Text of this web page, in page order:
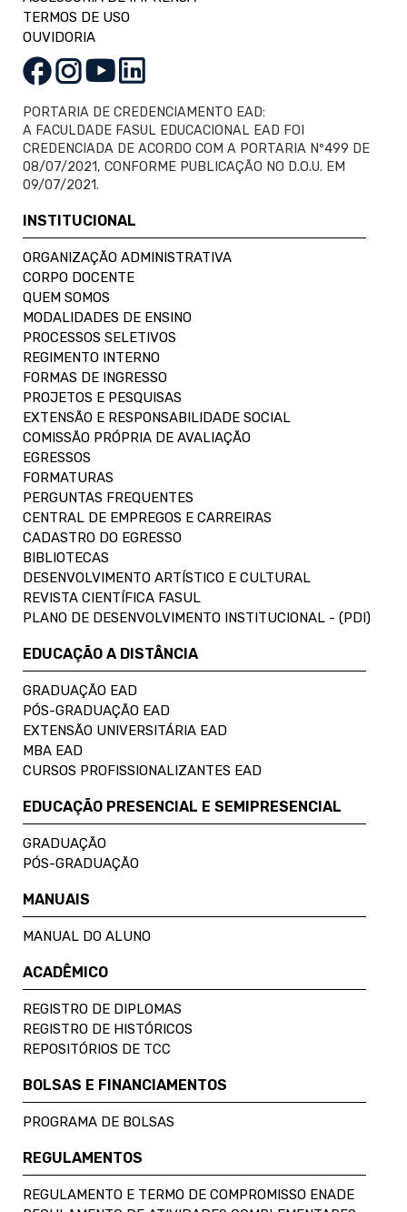
TERMOS DE USO
OUVIDORIA
PORTARIA DE CREDENCIAMENTO EAD:
A FACULDADE FASUL EDUCACIONAL EAD FOI
CREDENCIADA DE ACORDO COM A PORTARIA Nº499 DE
08/07/2021, CONFORME PUBLICAÇÃO NO D.O.U. EM
09/07/2021.
INSTITUCIONAL
ORGANIZAÇÃO ADMINISTRATIVA
CORPO DOCENTE
QUEM SOMOS
MODALIDADES DE ENSINO
PROCESSOS SELETIVOS
REGIMENTO INTERNO
FORMAS DE INGRESSO
PROJETOS E PESQUISAS
EXTENSÃO E RESPONSABILIDADE SOCIAL
COMISSÃO PRÓPRIA DE AVALIAÇÃO
EGRESSOS
FORMATURAS
PERGUNTAS FREQUENTES
CENTRAL DE EMPREGOS E CARREIRAS
CADASTRO DO EGRESSO
BIBLIOTECAS
DESENVOLVIMENTO ARTÍSTICO E CULTURAL
REVISTA CIENTÍFICA FASUL
PLANO DE DESENVOLVIMENTO INSTITUCIONAL - (PDI)
EDUCAÇÃO A DISTÂNCIA
GRADUAÇÃO EAD
PÓS-GRADUAÇÃO EAD
EXTENSÃO UNIVERSITÁRIA EAD
MBA EAD
CURSOS PROFISSIONALIZANTES EAD
EDUCAÇÃO PRESENCIAL E SEMIPRESENCIAL
GRADUAÇÃO
PÓS-GRADUAÇÃO
MANUAIS
MANUAL DO ALUNO
ACADÊMICO
REGISTRO DE DIPLOMAS
REGISTRO DE HISTÓRICOS
REPOSITÓRIOS DE TCC
BOLSAS E FINANCIAMENTOS
PROGRAMA DE BOLSAS
REGULAMENTOS
REGULAMENTO E TERMO DE COMPROMISSO ENADE